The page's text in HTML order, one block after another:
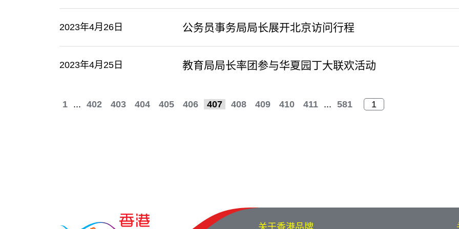
2023年4月26日 公务员事务局局长展开北京访问行程
2023年4月25日 教育局局长率团参与华夏园丁大联欢活动
1 ... 402 403 404 405 406 407 408 409 410 411 ... 581